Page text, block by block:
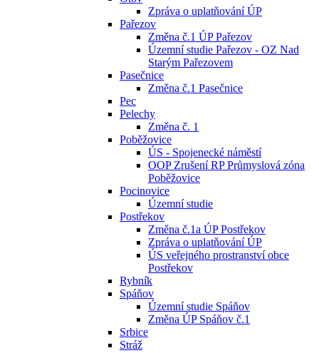
Zpráva o uplatňování ÚP
Pařezov
Změna č.1 ÚP Pařezov
Územní studie Pařezov - OZ Nad
Starým Pařezovem
Pasečnice
Změna č.1 Pasečnice
Pec
Pelechy
Změna č. 1
Poběžovice
ÚS - Spojenecké náměstí
OOP Zrušení RP Průmyslová zóna
Poběžovice
Pocinovice
Územní studie
Postřekov
Změna č.1a ÚP Postřekov
Zpráva o uplatňování ÚP
ÚS veřejného prostranství obce
Postřekov
Rybník
Spáňov
Územní studie Spáňov
Změna ÚP Spáňov č.1
Srbice
Stráž